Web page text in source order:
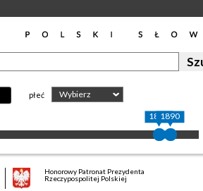
płeć Wybierz
18401890
Honorowy Patronat Prezydenta
Rzeczypospolitej Polskiej